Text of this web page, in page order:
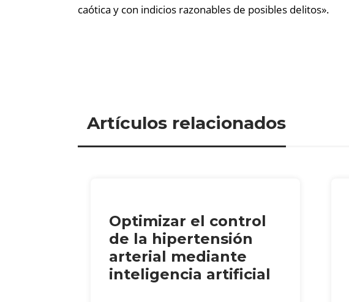
caótica y con indicios razonables de posibles delitos».
Artículos relacionados
Optimizar el control
de la hipertensión
arterial mediante
inteligencia artificial